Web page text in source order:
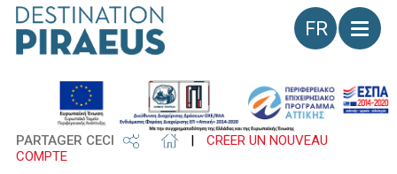
Langue
PARTAGER CECI |
CRÉER UN NOUVEAU
COMPTE